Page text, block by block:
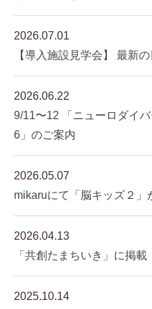
2026.07.01
【導入施設見学会】 最新
2026.06.22
9/11〜12 「ニューロダイ
6」のご案内
2026.05.07
mikaruにて「脳キッズ２」
2026.04.13
「共創たまちいき」に掲載
2025.10.14